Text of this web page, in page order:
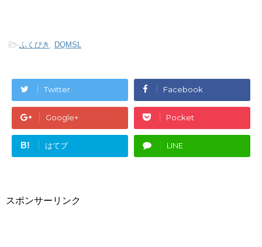
-ふくびき DQMSL
Twitter Facebook
Google+ Pocket
B! はてブ LINE
スポンサーリンク